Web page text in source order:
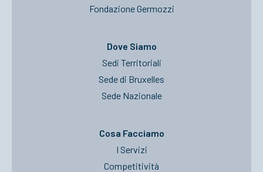
Fondazione Germozzi
Dove Siamo
Sedi Territoriali
Sede di Bruxelles
Sede Nazionale
Cosa Facciamo
I Servizi
Competitività